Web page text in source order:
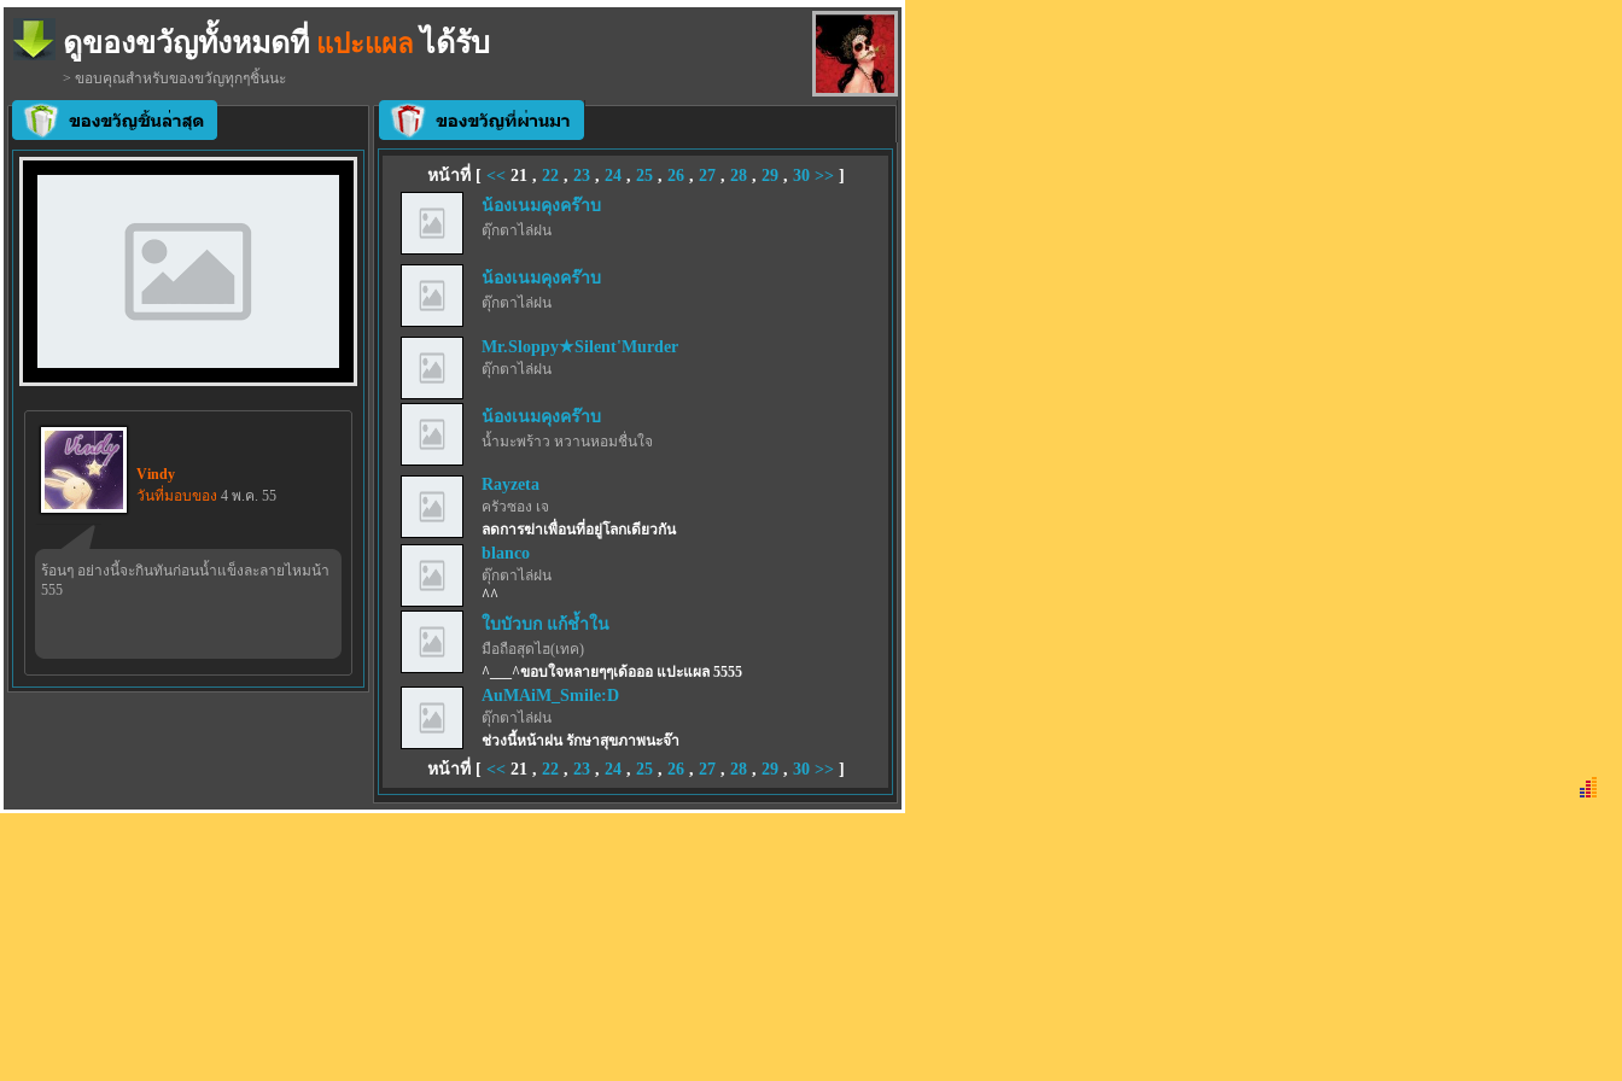
ดูของขวัญทั้งหมดที่ แปะแผล ได้รับ
> ขอบคุณสำหรับของขวัญทุกๆชิ้นนะ
Vindy
วันที่มอบของ 4 พ.ค. 55
ร้อนๆ อย่างนี้จะกินทันก่อนน้ำแข็งละลายไหมน้า
555
หน้าที่ [ << 21, 22, 23, 24, 25, 26, 27, 28, 29, 30 >> ]
น้องเนมคุงคร๊าบ
ตุ๊กตาไล่ฝน
น้องเนมคุงคร๊าบ
ตุ๊กตาไล่ฝน
Mr.Sloppy★Silent'Murder
ตุ๊กตาไล่ฝน
น้องเนมคุงคร๊าบ
น้ำมะพร้าว หวานหอมชื่นใจ
Rayzeta
ครัวซอง เจ
ลดการฆ่าเพื่อนที่อยู่โลกเดียวกัน
blanco
ตุ๊กตาไล่ฝน
^^
ใบบัวบก แก้ช้ำใน
มือถือสุดไฮ(เทค)
^___^ขอบใจหลายๆๆเด้อออ แปะแผล 5555
AuMAiM_Smile:D
ตุ๊กตาไล่ฝน
ช่วงนี้หน้าฝน รักษาสุขภาพนะจ๊า
หน้าที่ [ << 21, 22, 23, 24, 25, 26, 27, 28, 29, 30 >> ]